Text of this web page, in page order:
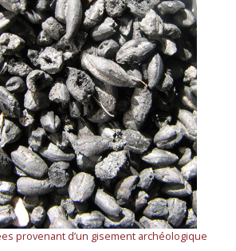
provenant d’un gisement archéologique